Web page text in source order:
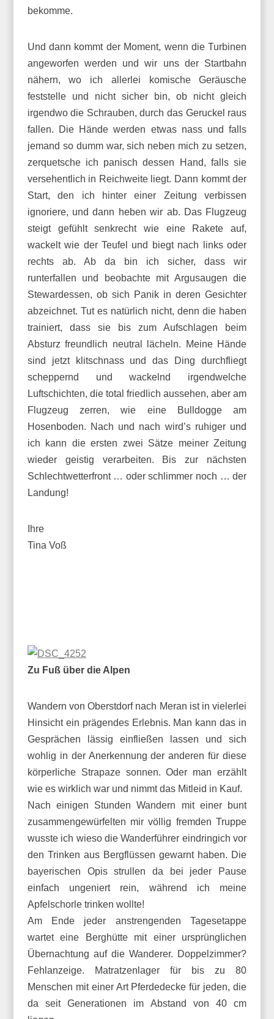
bekomme.
Und dann kommt der Moment, wenn die Turbinen
angeworfen werden und wir uns der Startbahn
nähern, wo ich allerlei komische Geräusche
feststelle und nicht sicher bin, ob nicht gleich
irgendwo die Schrauben, durch das Geruckel raus
fallen. Die Hände werden etwas nass und falls
jemand so dumm war, sich neben mich zu setzen,
zerquetsche ich panisch dessen Hand, falls sie
versehentlich in Reichweite liegt. Dann kommt der
Start, den ich hinter einer Zeitung verbissen
ignoriere, und dann heben wir ab. Das Flugzeug
steigt gefühlt senkrecht wie eine Rakete auf,
wackelt wie der Teufel und biegt nach links oder
rechts ab. Ab da bin ich sicher, dass wir
runterfallen und beobachte mit Argusaugen die
Stewardessen, ob sich Panik in deren Gesichter
abzeichnet. Tut es natürlich nicht, denn die haben
trainiert, dass sie bis zum Aufschlagen beim
Absturz freundlich neutral lächeln. Meine Hände
sind jetzt klitschnass und das Ding durchfliegt
scheppernd und wackelnd irgendwelche
Luftschichten, die total friedlich aussehen, aber am
Flugzeug zerren, wie eine Bulldogge am
Hosenboden. Nach und nach wird’s ruhiger und
ich kann die ersten zwei Sätze meiner Zeitung
wieder geistig verarbeiten. Bis zur nächsten
Schlechtwetterfront … oder schlimmer noch … der
Landung!
Ihre
Tina Voß
Zu Fuß über die Alpen
Wandern von Oberstdorf nach Meran ist in vielerlei
Hinsicht ein prägendes Erlebnis. Man kann das in
Gesprächen lässig einfließen lassen und sich
wohlig in der Anerkennung der anderen für diese
körperliche Strapaze sonnen. Oder man erzählt
wie es wirklich war und nimmt das Mitleid in Kauf.
Nach einigen Stunden Wandern mit einer bunt
zusammengewürfelten mir völlig fremden Truppe
wusste ich wieso die Wanderführer eindringich vor
den Trinken aus Bergflüssen gewarnt haben. Die
bayerischen Opis strullen da bei jeder Pause
einfach ungeniert rein, während ich meine
Apfelschorle trinken wollte!
Am Ende jeder anstrengenden Tagesetappe
wartet eine Berghütte mit einer ursprünglichen
Übernachtung auf die Wanderer. Doppelzimmer?
Fehlanzeige. Matratzenlager für bis zu 80
Menschen mit einer Art Pferdedecke für jeden, die
da seit Generationen im Abstand von 40 cm